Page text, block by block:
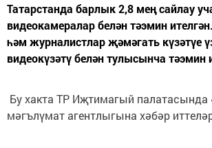
Татарстанда барлык 2,8 мең сайлау
видеокамералар белән тәэмин
һәм журналистлар җәмәгать күзәтүе
видеокүзәтү белән тулысынча тәэмин
Бу хакта ТР Иҗтимагый палатасында
мәгълүмат агентлыгына хәбәр